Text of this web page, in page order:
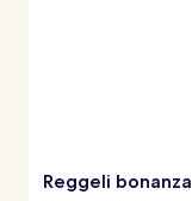
Reggeli bonanza